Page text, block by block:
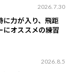
2026.7.30
に力が入り、飛距
にオススメの練習
2026.8.5